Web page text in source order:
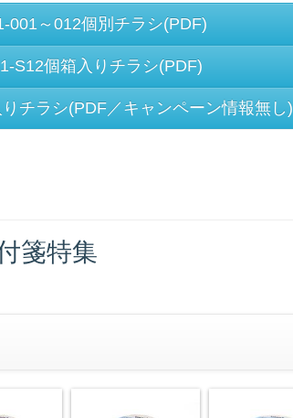
001～012個別チラシ(PDF)
S12個箱入りチラシ(PDF)
チラシ(PDF／キャンペーン情報無し)
箋特集